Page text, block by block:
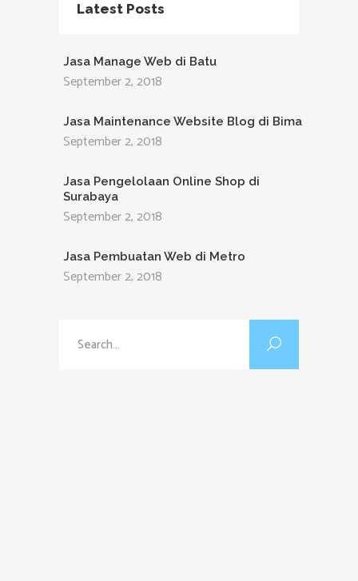
Latest Posts
Jasa Manage Web di Batu
September 2, 2018
Jasa Maintenance Website Blog di Bima
September 2, 2018
Jasa Pengelolaan Online Shop di
Surabaya
September 2, 2018
Jasa Pembuatan Web di Metro
September 2, 2018